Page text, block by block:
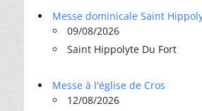
Messe dominicale Saint
09/08/2026
Saint Hippolyte Du Fort
Messe à l'église de Cros
12/08/2026